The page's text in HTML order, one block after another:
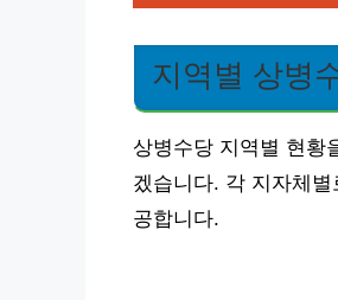
지역별 상병
상병수당 지역별 현황
겠습니다. 각 지자체
공합니다.